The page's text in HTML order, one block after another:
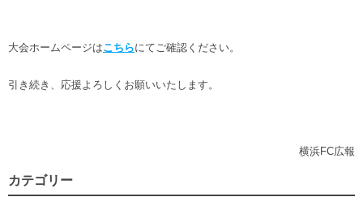
ヒストリー
サステナビリティ
ニッパツ横浜FCシーガルズ
スタータークラブ
お問い合わせ
大会ホームページはこちらにてご確認ください。
引き続き、応援よろしくお願いいたします。
横浜FC広報
カテゴリー